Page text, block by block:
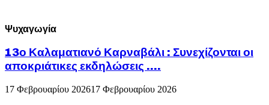
Ψυχαγωγία
13ο Καλαματιανό Καρναβάλι : Συνεχίζονται οι
αποκριάτικες εκδηλώσεις ….
17 Φεβρουαρίου 202617 Φεβρουαρίου 2026